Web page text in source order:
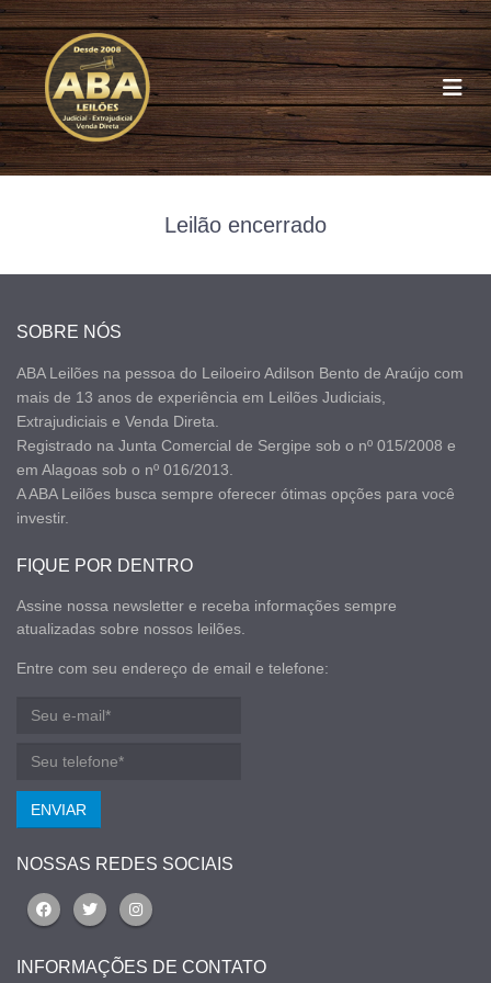
Leilão encerrado
SOBRE NÓS
ABA Leilões na pessoa do Leiloeiro Adilson Bento de Araújo com
mais de 13 anos de experiência em Leilões Judiciais,
Extrajudiciais e Venda Direta.
Registrado na Junta Comercial de Sergipe sob o nº 015/2008 e
em Alagoas sob o nº 016/2013.
A ABA Leilões busca sempre oferecer ótimas opções para você
investir.
FIQUE POR DENTRO
Assine nossa newsletter e receba informações sempre
atualizadas sobre nossos leilões.
Entre com seu endereço de email e telefone:
ENVIAR
NOSSAS REDES SOCIAIS
INFORMAÇÕES DE CONTATO